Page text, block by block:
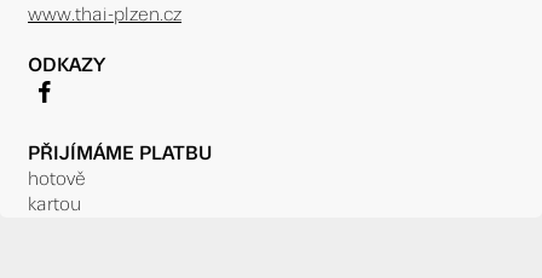
www.thai-plzen.cz
ODKAZY
f
PŘIJÍMÁME PLATBU
hotově
kartou